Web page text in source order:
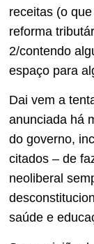
receitas (o
reforma
2/contendo
espaço para
Dai vem a
anunciada há
do governo,
citados – de
neoliberal
saúde e